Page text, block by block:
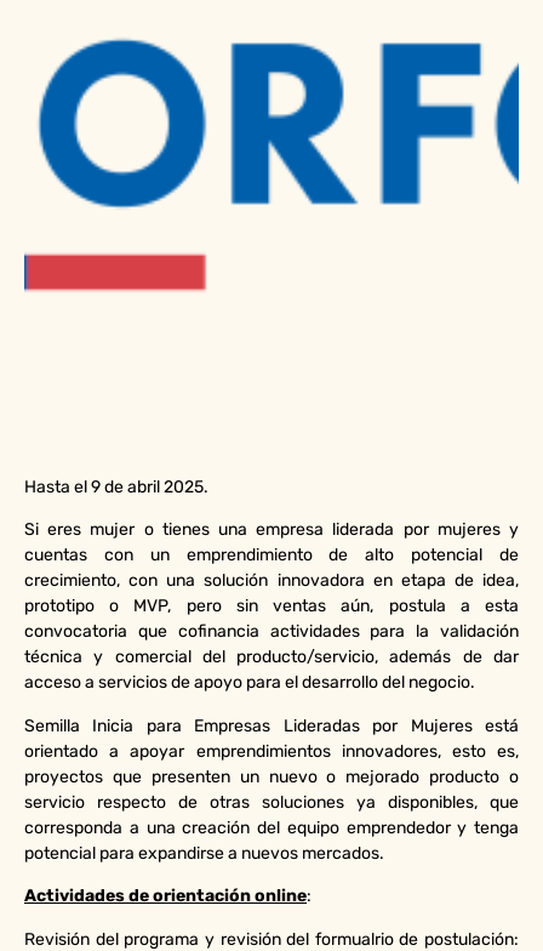
Hasta el 9 de abril 2025.
Si eres mujer o tienes una empresa liderada por mujeres y
cuentas con un emprendimiento de alto potencial de
crecimiento, con una solución innovadora en etapa de idea,
prototipo o MVP, pero sin ventas aún, postula a esta
convocatoria que cofinancia actividades para la validación
técnica y comercial del producto/servicio, además de dar
acceso a servicios de apoyo para el desarrollo del negocio.
Semilla Inicia para Empresas Lideradas por Mujeres está
orientado a apoyar emprendimientos innovadores, esto es,
proyectos que presenten un nuevo o mejorado producto o
servicio respecto de otras soluciones ya disponibles, que
corresponda a una creación del equipo emprendedor y tenga
potencial para expandirse a nuevos mercados.
Actividades de orientación online:
Revisión del programa y revisión del formualrio de postulación: